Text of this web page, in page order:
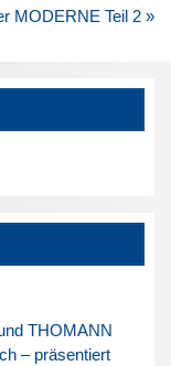
MODERNE Teil 2 »
THOMANN
– präsentiert